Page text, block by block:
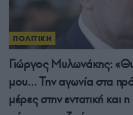
ΠΟΛΙΤΙΚΗ
Γιώργος Μυλωνάκης:
μου… Την αγωνία στα
μέρες στην εντατική και